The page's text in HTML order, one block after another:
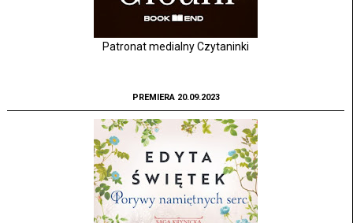
Patronat medialny Czytaninki
PREMIERA 20.09.2023